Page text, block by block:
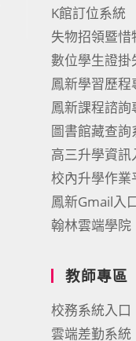
K館訂位系統
失物招領暨惜
數位學生證掛
鳳新學習歷程
鳳新課程諮詢
圖書館藏查詢
高三升學資訊
校內升學作業
鳳新Gmail入
翰林雲端學院
教師專區
校務系統入口
雲端差勤系統